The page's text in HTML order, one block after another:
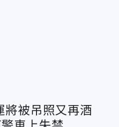
將被吊照又再酒